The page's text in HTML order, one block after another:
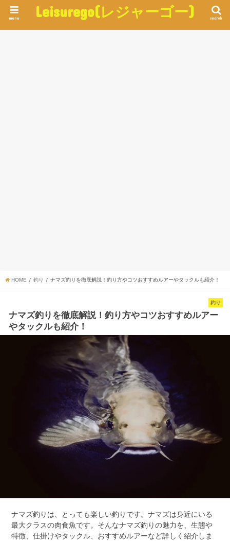
Leisurego(レジャーゴー) search
menu
HOME 釣り ナマズ釣りを徹底解説！釣り方やコツおすすめルアーやタックルも紹介！
釣り
ナマズ釣りを徹底解説！釣り方やコツおすすめルアー
やタックルも紹介！
ナマズ釣りは、とっても楽しい釣りです。ナマズは身近にいる
最大クラスの肉食魚です。そんなナマズ釣りの魅力を、生態や
特徴、仕掛けやタックル、おすすめルアーなど詳しく紹介しま